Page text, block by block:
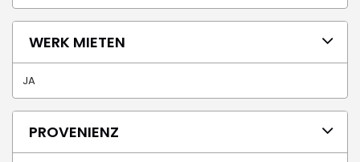
WERK MIETEN
JA
PROVENIENZ